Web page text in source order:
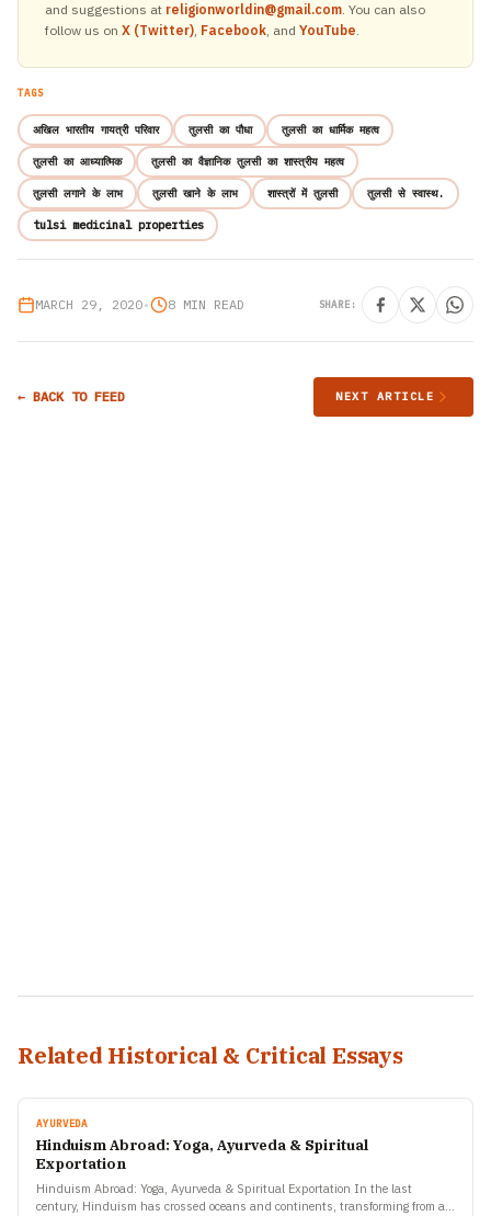
and suggestions at religionworldin@gmail.com. You can also
follow us on X (Twitter), Facebook, and YouTube.
TAGS
अखिल भारतीय गायत्री परिवार तुलसी का पौधा तुलसी का धार्मिक महत्व
तुलसी का आध्यात्मिक तुलसी का वैज्ञानिक तुलसी का शास्त्रीय महत्व
तुलसी लगाने के लाभ तुलसी खाने के लाभ शास्त्रों में तुलसी तुलसी से स्वास्थ.
tulsi medicinal properties
MARCH 29, 2020• 8 MIN READ SHARE:
← BACK TO FEED NEXT ARTICLE
Related Historical & Critical Essays
AYURVEDA
Hinduism Abroad: Yoga, Ayurveda & Spiritual
Exportation
Hinduism Abroad: Yoga, Ayurveda & Spiritual Exportation In the last
century, Hinduism has crossed oceans and continents, transforming from an